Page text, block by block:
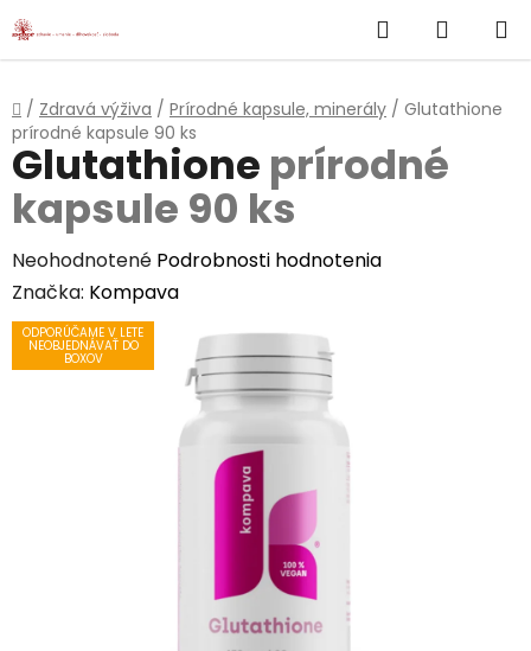
Prejsť
na
Hľadať
KOŠÍK
Domov
/ Zdravá výživa / Prírodné kapsule, minerály / Glutathione
prírodné kapsule 90 ks
Glutathione prírodné
kapsule 90 ks
Priemerné
hodnotenie
produktu
Neohodnotené Podrobnosti hodnotenia
Značka: Kompava
ODPORÚČAME V LETE
NEOBJEDNÁVAŤ DO
BOXOV